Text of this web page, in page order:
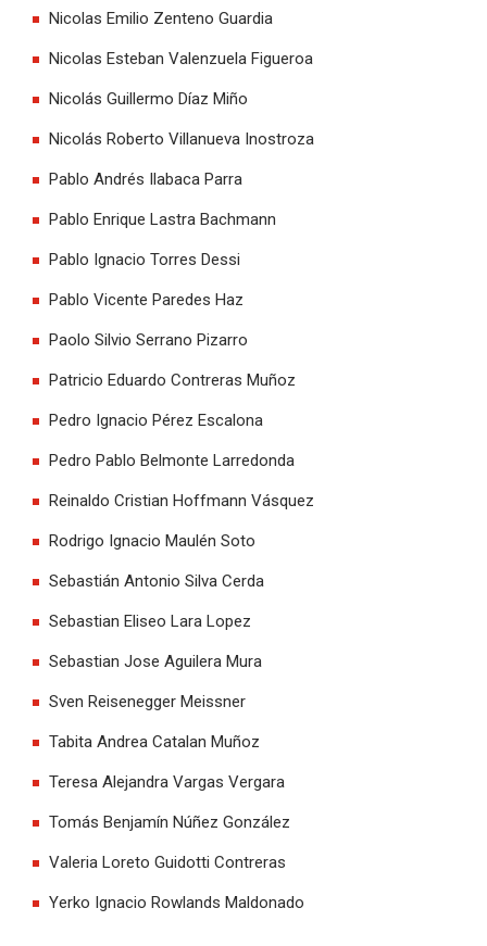
Nicolas Emilio Zenteno Guardia
Nicolas Esteban Valenzuela Figueroa
Nicolás Guillermo Díaz Miño
Nicolás Roberto Villanueva Inostroza
Pablo Andrés Ilabaca Parra
Pablo Enrique Lastra Bachmann
Pablo Ignacio Torres Dessi
Pablo Vicente Paredes Haz
Paolo Silvio Serrano Pizarro
Patricio Eduardo Contreras Muñoz
Pedro Ignacio Pérez Escalona
Pedro Pablo Belmonte Larredonda
Reinaldo Cristian Hoffmann Vásquez
Rodrigo Ignacio Maulén Soto
Sebastián Antonio Silva Cerda
Sebastian Eliseo Lara Lopez
Sebastian Jose Aguilera Mura
Sven Reisenegger Meissner
Tabita Andrea Catalan Muñoz
Teresa Alejandra Vargas Vergara
Tomás Benjamín Núñez González
Valeria Loreto Guidotti Contreras
Yerko Ignacio Rowlands Maldonado